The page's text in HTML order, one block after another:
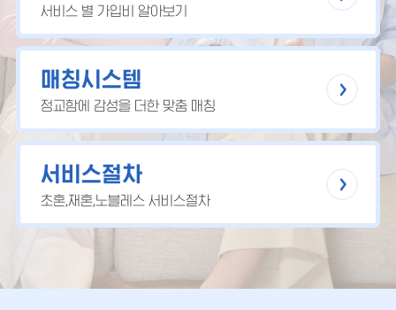
서비스 별 가입비 알아보기
매칭시스템
정교함에 감성을 더한 맞춤 매칭
서비스절차
초혼,재혼,노블레스 서비스절차